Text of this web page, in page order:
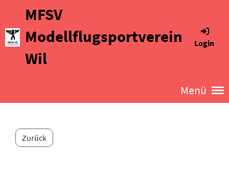
MFSV
Modellflugsportverein
Wil
Login
Menü
Zurück